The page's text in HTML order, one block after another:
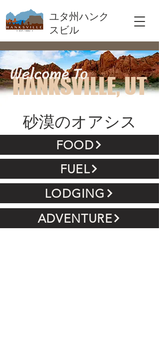
ユタ州ハンク
スビル
HANKSVILLE, UT
Welcome To
砂漠のオアシス
FOOD
FUEL
LODGING
ADVENTURE